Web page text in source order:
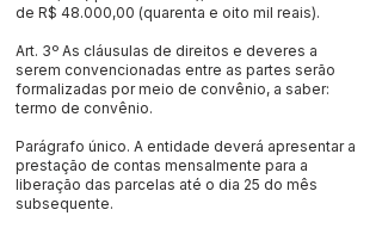
de R$ 48.000,00 (quarenta e oito mil reais).
Art. 3º As cláusulas de direitos e deveres a
serem convencionadas entre as partes serão
formalizadas por meio de convênio, a saber:
termo de convênio.
Parágrafo único. A entidade deverá apresentar a
prestação de contas mensalmente para a
liberação das parcelas até o dia 25 do mês
subsequente.